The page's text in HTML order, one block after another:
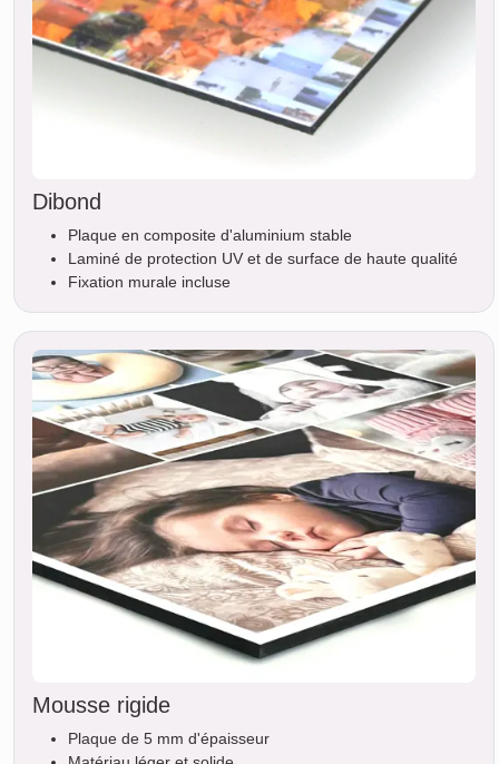
Dibond
Plaque en composite d'aluminium stable
Laminé de protection UV et de surface de haute qualité
Fixation murale incluse
Mousse rigide
Plaque de 5 mm d'épaisseur